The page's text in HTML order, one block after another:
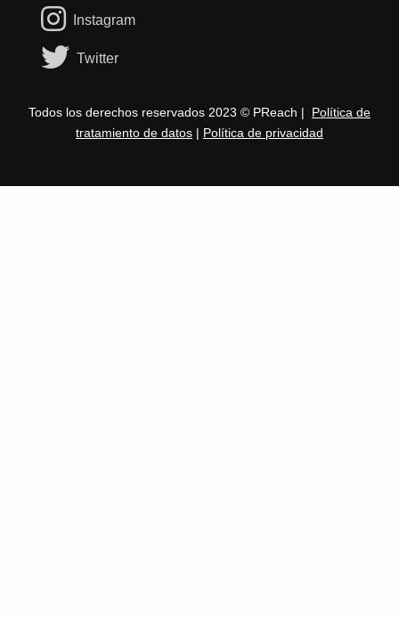
Instagram
Twitter
Todos los derechos reservados 2023 © PReach | Política de
tratamiento de datos | Política de privacidad